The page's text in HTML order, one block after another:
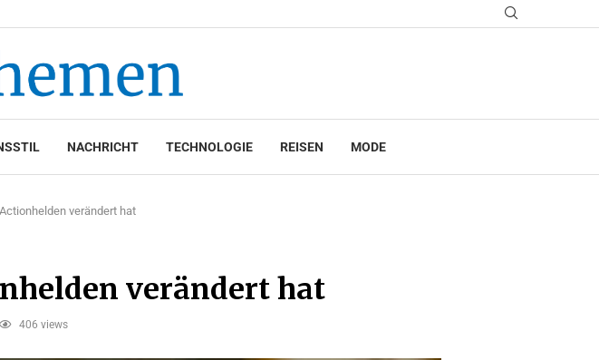
NACHRICHT TECHNOLOGIE REISEN MODE
verändert hat
verändert hat
406 views